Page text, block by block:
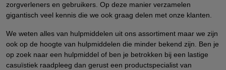
zorgverleners en gebruikers. Op deze manier verzamelen
gigantisch veel kennis die we ook graag delen met onze klanten.
We weten alles van hulpmiddelen uit ons assortiment maar we zijn
ook op de hoogte van hulpmiddelen die minder bekend zijn. Ben je
op zoek naar een hulpmiddel of ben je betrokken bij een lastige
casuïstiek raadpleeg dan gerust een productspecialist van